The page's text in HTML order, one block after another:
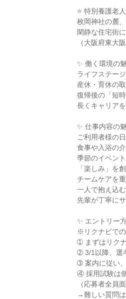
⭐ 特別養護老
枚岡神社の麓
閑静な住宅街
（大阪府東大
✨ 働く環境の
ライフステー
産休・育休の
復帰後の「短
長くキャリア
✨ 仕事内容の
ご利用者様の
食事や入浴の
季節のイベン
「楽しみ」を
チームケアを
一人で抱え込
先輩が丁寧に
✨ エントリー
※リクナビでの
➀ まずはリク
➁ 3/1以降、選
➂ 案内に従い
④ 採用試験は
（応募者全員
→難しい質問